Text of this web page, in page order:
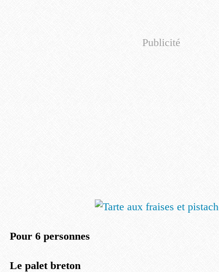
Publicité
Pour 6 personnes
Le palet breton